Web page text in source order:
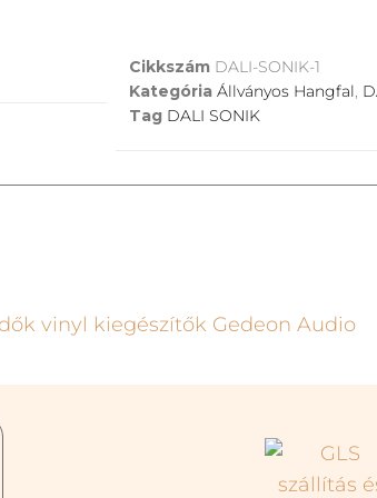
Cikkszám DALI-SONIK-1
Kategória Állványos Hangfal,
Tag DALI SONIK